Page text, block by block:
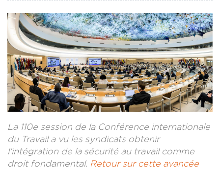
LA REVUE CADRES
LE CREFAC
L’OBSERVATOIRE DES CADRES
La 110e session de la Conférence internationale
du Travail a vu les syndicats obtenir
l'intégration de la sécurité au travail comme
droit fondamental. Retour sur cette avancée